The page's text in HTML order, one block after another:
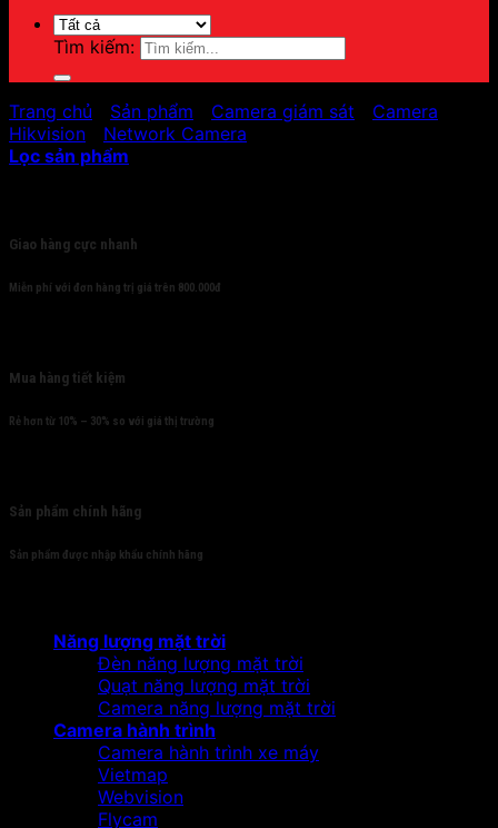
Tìm kiếm:
Trang chủ Sản phẩm Camera giám sát
Camera
Hikvision
Network Camera
Lọc sản phẩm
Giao hàng cực nhanh
Miễn phí với đơn hàng trị giá trên 800.000đ
Mua hàng tiết kiệm
Rẻ hơn từ 10% – 30% so với giá thị trường
Sản phẩm chính hãng
Sản phẩm được nhập khẩu chính hãng
Năng lượng mặt trời
Đèn năng lượng mặt trời
Quạt năng lượng mặt trời
Camera năng lượng mặt trời
Camera hành trình
Camera hành trình xe máy
Vietmap
Webvision
Flycam